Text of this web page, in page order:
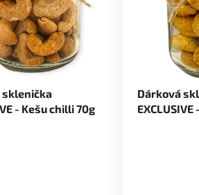
sklenička
- Kešu chilli 70g
Dárková